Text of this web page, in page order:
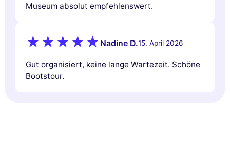
Museum absolut empfehlenswert.
Nadine D.15. April 2026
Gut organisiert, keine lange Wartezeit. Schöne
Bootstour.